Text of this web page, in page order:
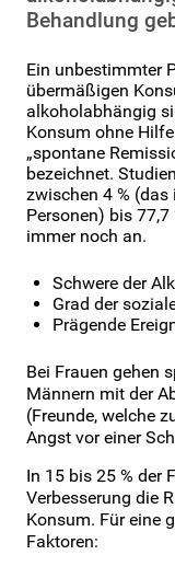
Behandlung
Ein unbestimmter
übermäßigen
alkoholabhängig
Konsum ohne
„spontane
bezeichnet.
zwischen 4 %
Personen) bis
immer noch an.
Schwere der
Grad der
Prägende
Bei Frauen gehen
Männern mit der
(Freunde, welche
Angst vor einer
In 15 bis 25 % der
Verbesserung die
Konsum. Für eine
Faktoren: